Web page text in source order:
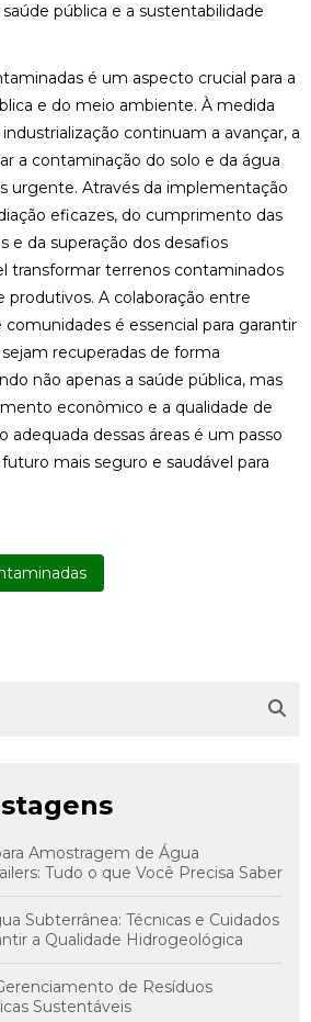
pública e a sustentabilidade
é um aspecto crucial para a
e do meio ambiente. À medida
continuam a avançar, a
a contaminação do solo e da água
urgente. Através da implementação
eficazes, do cumprimento das
e da superação dos desafios
transformar terrenos contaminados
produtivos. A colaboração entre
é essencial para garantir
recuperadas de forma
não apenas a saúde pública, mas
econômico e a qualidade de
adequada dessas áreas é um passo
mais seguro e saudável para
Amostragem de Água
Tudo o que Você Precisa Saber
Subterrânea: Técnicas e Cuidados
a Qualidade Hidrogeológica
de Resíduos
Sustentáveis